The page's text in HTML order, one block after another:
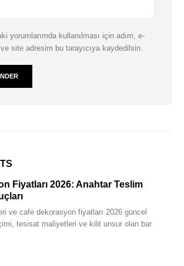
yorumlarımda kullanılması için adım, e-
site adresim bu tarayıcıya kaydedilsin.
Fiyatları 2026: Anahtar Teslim
ve cafe dekorasyon fiyatları 2026 güncel
tesisat maliyetleri ve kilit unsur olan bar